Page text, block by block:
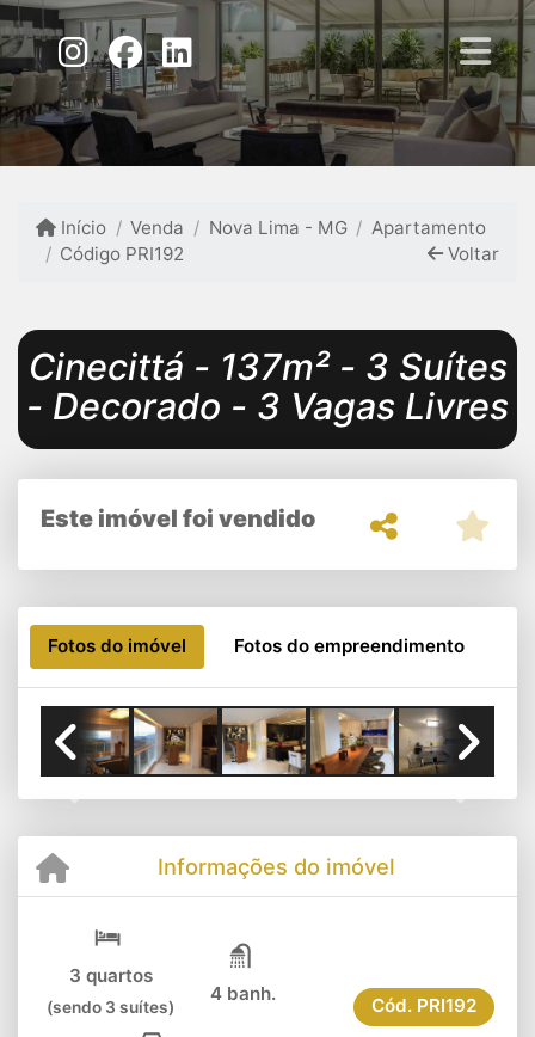
Início Venda Nova Lima - MG
Apartamento
Código PRI192
Voltar
Cinecittá - 137m² - 3 Suítes
- Decorado - 3 Vagas Livres
Este imóvel foi vendido
Fotos do imóvel Fotos do empreendimento
Informações do imóvel
3 quartos
(sendo 3 suítes)
4 banh.
Cód. PRI192